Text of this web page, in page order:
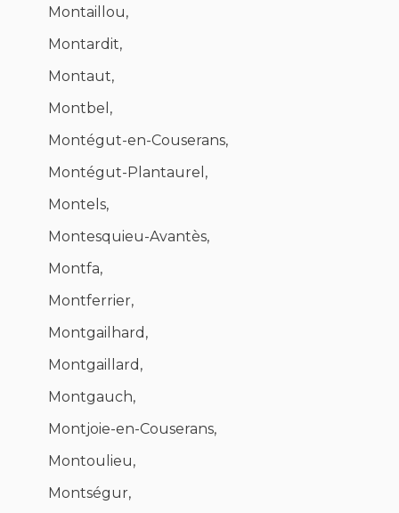
Montaillou,
Montardit,
Montaut,
Montbel,
Montégut-en-Couserans,
Montégut-Plantaurel,
Montels,
Montesquieu-Avantès,
Montfa,
Montferrier,
Montgailhard,
Montgaillard,
Montgauch,
Montjoie-en-Couserans,
Montoulieu,
Montségur,